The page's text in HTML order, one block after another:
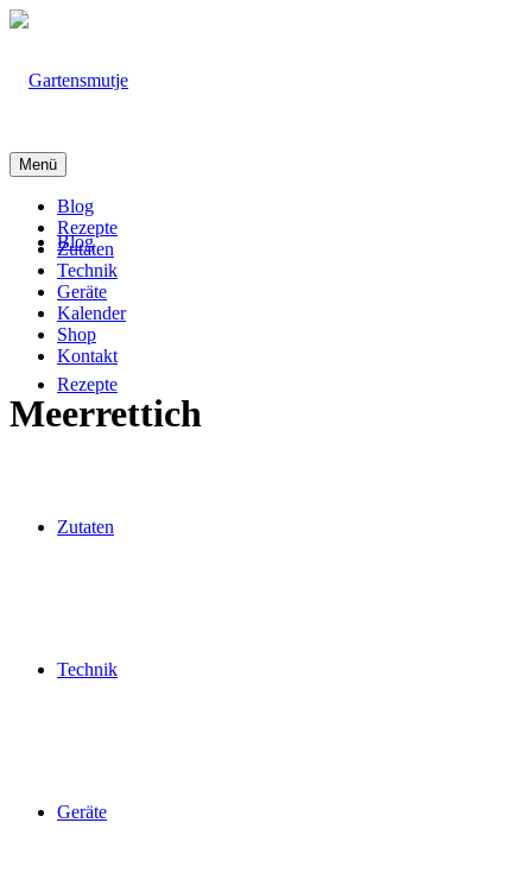
Blog
Rezepte
Zutaten
Technik
Geräte
Menü
Blog
Rezepte
Zutaten
Technik
Geräte
Kalender
Shop
Kontakt
Meerrettich